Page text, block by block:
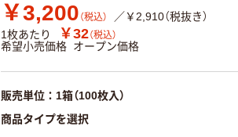
￥3,200 （税込）
／￥2,910（税抜き）
1枚あたり
￥32（税込）
希望小売価格 オープン価格
販売単位：1箱（100枚入）
商品タイプを選択